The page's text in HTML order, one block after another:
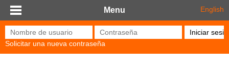
Pasar al contenido principal
Menu English
Nombre de usuario* Contraseña*
Solicitar una nueva contraseña